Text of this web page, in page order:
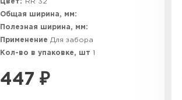
Цвет:
RR 32
Общая ширина, мм:
Полезная ширина, мм:
Применение Для забора
Кол-во в упаковке, шт 1
447 ₽